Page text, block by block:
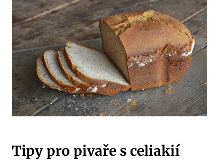
Tipy pro pivaře s celiakií